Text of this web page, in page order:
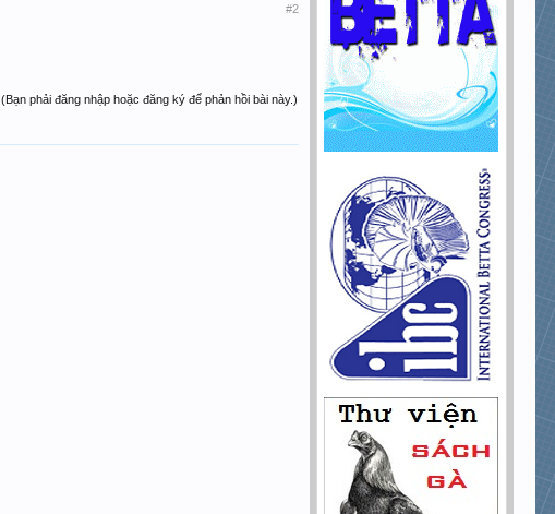
#2
(Bạn phải đăng nhập hoặc đăng ký để phản hồi bài này.)